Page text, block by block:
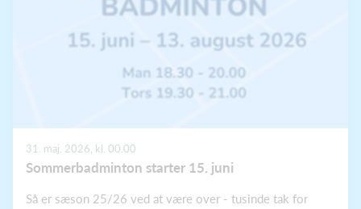
31. maj. 2026, kl. 00.00
Sommerbadminton starter 15. juni
Så er sæson 25/26 ved at være over - tusinde tak for